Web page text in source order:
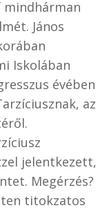
mindhárman
János
Iskolában
évében
az
jelentkezett,
Megérzés?
titokzatos